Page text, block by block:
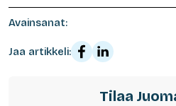
Avainsanat:
Jaa artikkeli:
Tilaa